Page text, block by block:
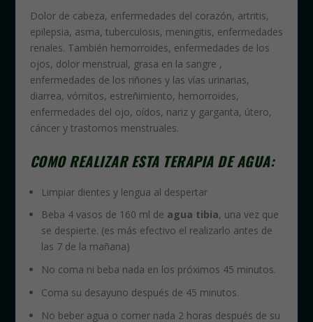
Dolor de cabeza, enfermedades del corazón, artritis,
epilepsia, asma, tuberculosis, meningitis, enfermedades
renales. También hemorroides, enfermedades de los
ojos, dolor menstrual, grasa en la sangre ,
enfermedades de los riñones y las vías urinarias,
diarrea, vómitos, estreñimiento, hemorroides,
enfermedades del ojo, oídos, nariz y garganta, útero,
cáncer y trastornos menstruales.
COMO REALIZAR ESTA TERAPIA DE AGUA:
Limpiar dientes y lengua al despertar
Beba 4 vasos de 160 ml de agua tibia, una vez que
se despierte. (es más efectivo el realizarlo antes de
las 7 de la mañana)
No coma ni beba nada en los próximos 45 minutos.
Coma su desayuno después de 45 minutos.
No beber agua o comer nada 2 horas después de su